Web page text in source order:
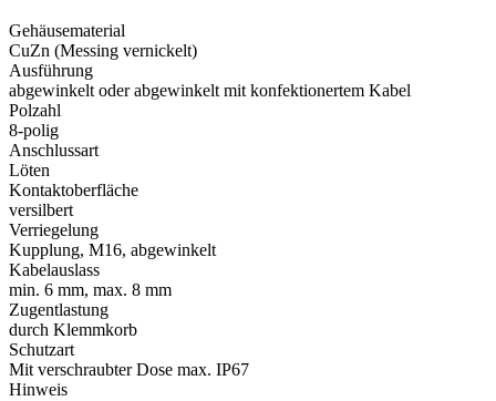
Gehäusematerial
CuZn (Messing vernickelt)
Ausführung
abgewinkelt oder abgewinkelt mit konfektionertem Kabel
Polzahl
8-polig
Anschlussart
Löten
Kontaktoberfläche
versilbert
Verriegelung
Kupplung, M16, abgewinkelt
Kabelauslass
min. 6 mm, max. 8 mm
Zugentlastung
durch Klemmkorb
Schutzart
Mit verschraubter Dose max. IP67
Hinweis